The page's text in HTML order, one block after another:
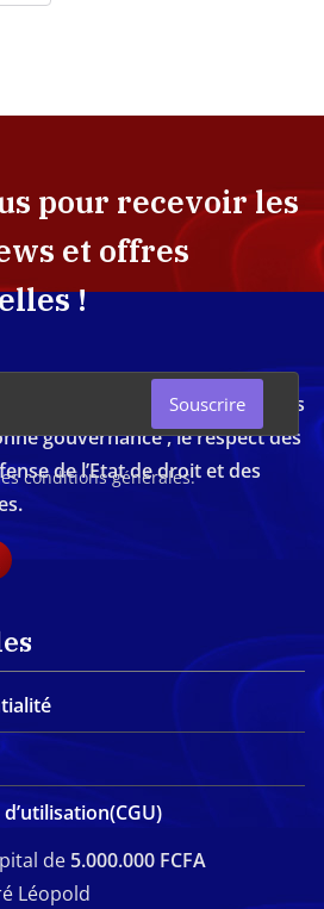
pour recevoir les
et offres
!
conditions générales.
Souscrire
résolument engagé dans
gouvernance , le respect des
de l’Etat de droit et des
de 5.000.000 FCFA
Léopold